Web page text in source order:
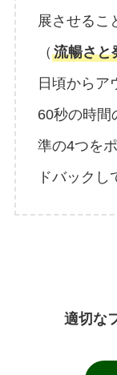
展させるこ
（ 流暢さと
日頃からア
60秒の時間
準の4つを
ドバックし
適切な